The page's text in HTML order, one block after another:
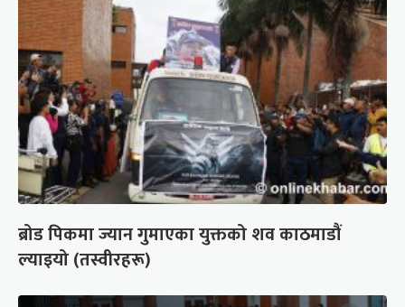
ब्रोड पिकमा ज्यान गुमाएका युक्तको शव काठमाडौं
ल्याइयो (तस्वीरहरू)